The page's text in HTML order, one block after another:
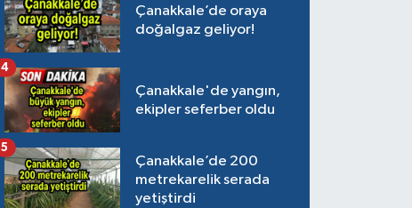
Çanakkale’de oraya
doğalgaz geliyor!
Çanakkale'de yangın,
ekipler seferber oldu
4
Çanakkale’de 200
metrekarelik serada
yetiştirdi
5